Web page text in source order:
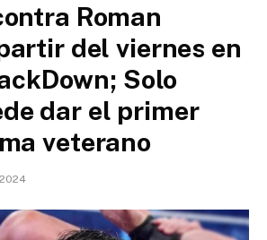
Roman
del viernes en
Solo
dar el primer
veterano